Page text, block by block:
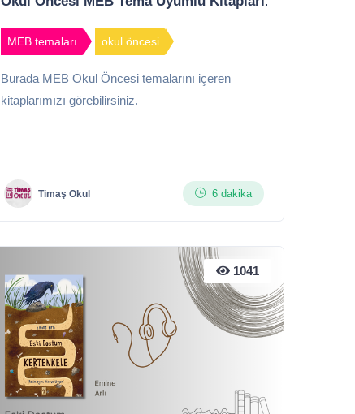
MEB temaları okul öncesi
Burada MEB Okul Öncesi temalarını içeren
kitaplarımızı görebilirsiniz.
Timaş Okul 6 dakika
1041